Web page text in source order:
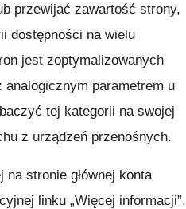
przewijać zawartość strony,
dostępności na wielu
jest zoptymalizowanych
analogicznym parametrem u
tej kategorii na swojej
z urządzeń przenośnych.
stronie głównej konta
linku „Więcej informacji”,